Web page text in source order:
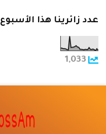
عدد زائرينا هذا الأسبوع
1,033